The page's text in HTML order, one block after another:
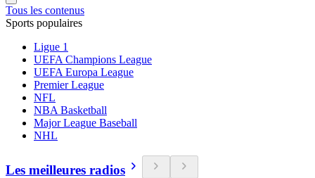
Tous les contenus
Sports populaires
Ligue 1
UEFA Champions League
UEFA Europa League
Premier League
NFL
NBA Basketball
Major League Baseball
NHL
Les meilleures radios